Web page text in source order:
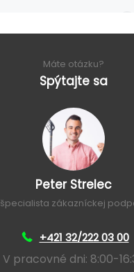
Máte otázku?
Spýtajte sa
Peter Strelec
špecialista zákazníckej
+421 32/222 03 00
V pracovné dni: 8:00-